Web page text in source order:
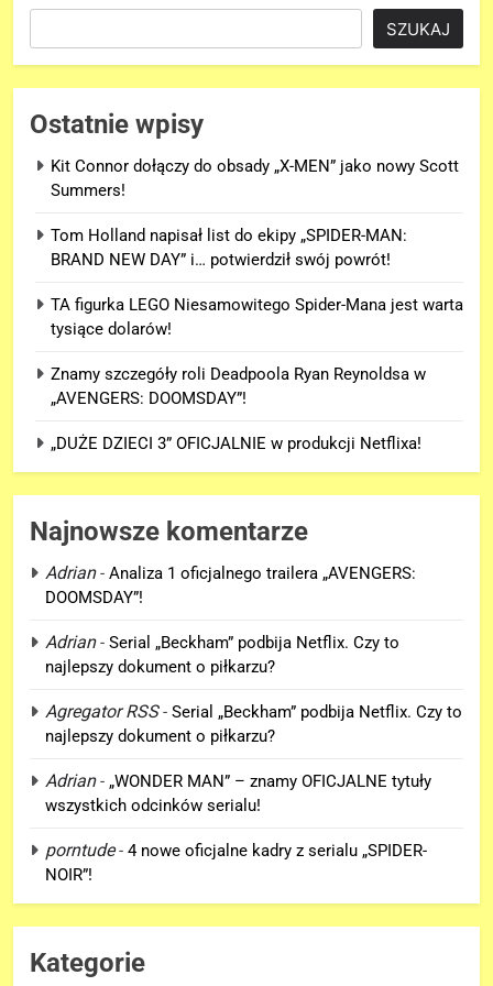
SZUKAJ
Ostatnie wpisy
Kit Connor dołączy do obsady „X-MEN” jako nowy Scott
Summers!
Tom Holland napisał list do ekipy „SPIDER-MAN:
BRAND NEW DAY” i… potwierdził swój powrót!
TA figurka LEGO Niesamowitego Spider-Mana jest warta
tysiące dolarów!
Znamy szczegóły roli Deadpoola Ryan Reynoldsa w
„AVENGERS: DOOMSDAY”!
„DUŻE DZIECI 3” OFICJALNIE w produkcji Netflixa!
Najnowsze komentarze
Adrian- Analiza 1 oficjalnego trailera „AVENGERS:
DOOMSDAY”!
Adrian- Serial „Beckham” podbija Netflix. Czy to
najlepszy dokument o piłkarzu?
Agregator RSS- Serial „Beckham” podbija Netflix. Czy to
najlepszy dokument o piłkarzu?
Adrian- „WONDER MAN” – znamy OFICJALNE tytuły
wszystkich odcinków serialu!
porntude- 4 nowe oficjalne kadry z serialu „SPIDER-
NOIR”!
Kategorie
„DUŻE DZIECI 3” OFICJALNIE w
produkcji Netflixa!
FILMY
6
Nowe szczegoły o żonie
ważny wątek w „AVENGERS:
FILMY